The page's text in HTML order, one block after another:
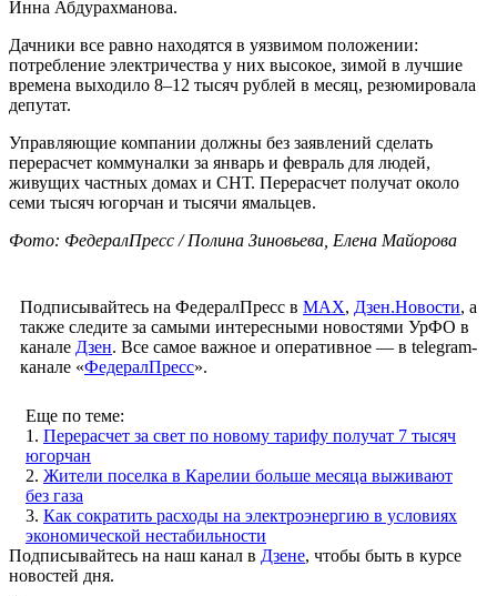
Инна Абдурахманова.
Дачники все равно находятся в уязвимом положении:
потребление электричества у них высокое, зимой в лучшие
времена выходило 8–12 тысяч рублей в месяц, резюмировала
депутат.
Управляющие компании должны без заявлений сделать
перерасчет коммуналки за январь и февраль для людей,
живущих частных домах и СНТ. Перерасчет получат около
семи тысяч югорчан и тысячи ямальцев.
Фото: ФедералПресс / Полина Зиновьева, Елена Майорова
Подписывайтесь на ФедералПресс в МАХ, Дзен.Новости, а
также следите за самыми интересными новостями УрФО в
канале Дзен. Все самое важное и оперативное — в telegram-
канале «ФедералПресс».
Еще по теме:
1. Перерасчет за свет по новому тарифу получат 7 тысяч
югорчан
2. Жители поселка в Карелии больше месяца выживают
без газа
3. Как сократить расходы на электроэнергию в условиях
экономической нестабильности
Подписывайтесь на наш канал в Дзене, чтобы быть в курсе
новостей дня.